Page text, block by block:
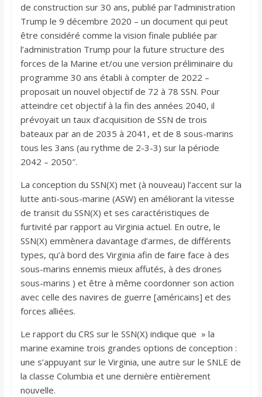
de construction sur 30 ans, publié par l’administration
Trump le 9 décembre 2020 – un document qui peut
être considéré comme la vision finale publiée par
l’administration Trump pour la future structure des
forces de la Marine et/ou une version préliminaire du
programme 30 ans établi à compter de 2022 –
proposait un nouvel objectif de 72 à 78 SSN. Pour
atteindre cet objectif à la fin des années 2040, il
prévoyait un taux d’acquisition de SSN de trois
bateaux par an de 2035 à 2041, et de 8 sous-marins
tous les 3ans (au rythme de 2-3-3) sur la période
2042 – 2050″.
La conception du SSN(X) met (à nouveau) l’accent sur la
lutte anti-sous-marine (ASW) en améliorant la vitesse
de transit du SSN(X) et ses caractéristiques de
furtivité par rapport au Virginia actuel. En outre, le
SSN(X) emmènera davantage d’armes, de différents
types, qu’à bord des Virginia afin de faire face à des
sous-marins ennemis mieux affutés, à des drones
sous-marins ) et être à même coordonner son action
avec celle des navires de guerre [américains] et des
forces alliées.
Le rapport du CRS sur le SSN(X) indique que » la
marine examine trois grandes options de conception :
une s’appuyant sur le Virginia, une autre sur le SNLE de
la classe Columbia et une dernière entièrement
nouvelle.